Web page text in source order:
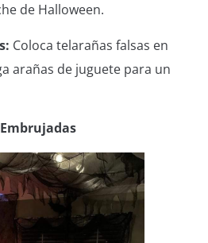
de Halloween.
Coloca telarañas falsas en
arañas de juguete para un